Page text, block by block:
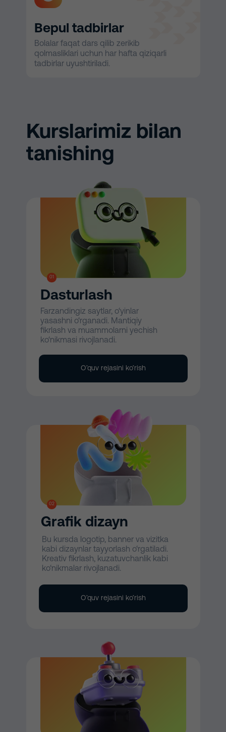
Bolalar faqat dars qilib zerikib
qolmasliklari uchun har hafta qiziqarli
tadbirlar uyushtiriladi.
Bepul tadbirlar
Kurslarimiz bilan
tanishing
Bu kursda logotip, banner va vizitka
kabi dizaynlar tayyorlash o‘rgatiladi.
Kreativ fikrlash, kuzatuvchanlik kabi
ko‘nikmalar rivojlanadi.
Grafik dizayn
O’quv rejasini ko’rish
Farzandingiz saytlar, o‘yinlar
yasashni o‘rganadi. Mantiqiy
fikrlash va muammolarni yechish
ko‘nikmasi rivojlanadi.
Dasturlash
O’quv rejasini ko’rish
02
01